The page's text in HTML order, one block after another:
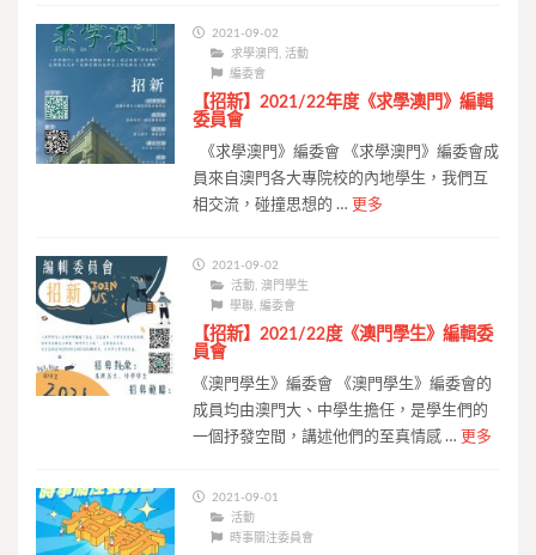
2021-09-02
求學澳門 ,活動
編委會
【招新】2021/22年度《求學澳門》編輯
委員會
《求學澳門》編委會 《求學澳門》編委會成
員來自澳門各大專院校的內地學生，我們互
相交流，碰撞思想的 … 更多
2021-09-02
活動 ,澳門學生
學聯,編委會
【招新】2021/22度《澳門學生》編輯委
員會
《澳門學生》編委會 《澳門學生》編委會的
成員均由澳門大、中學生擔任，是學生們的
一個抒發空間，講述他們的至真情感 … 更多
2021-09-01
活動
時事關注委員會